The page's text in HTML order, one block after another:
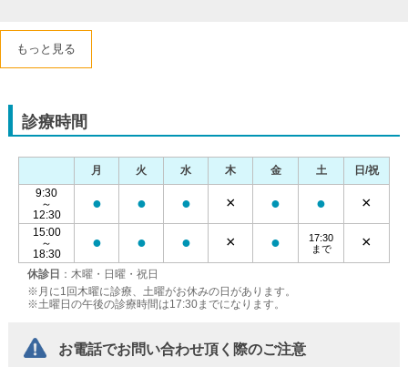
もっと見る
診療時間
休診日 ：木曜・日曜・祝日
※月に1回木曜に診療、土曜がお休みの日があります。
※土曜日の午後の診療時間は17:30までになります。
月 火 水 木 金 土
日/祝
9:30
～
12:30
● ● ● × ● ● ×
15:00
～
18:30
● ● ● × ●
17:30
まで
×
お電話でお問い合わせ頂く際のご注意